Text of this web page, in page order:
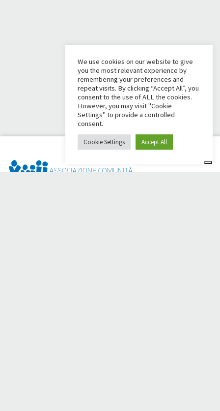
We use cookies on our website to give
you the most relevant experience by
remembering your preferences and
repeat visits. By clicking “Accept All”, you
consent to the use of ALL the cookies.
However, you may visit "Cookie
Settings" to provide a controlled
consent.
Cookie Settings Accept All